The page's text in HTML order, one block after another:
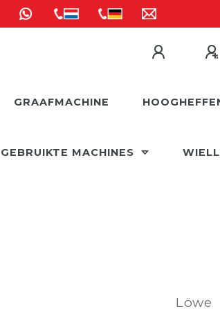
GRAAFMACHINE
GEBRUIKTE MACHINES
Löwe